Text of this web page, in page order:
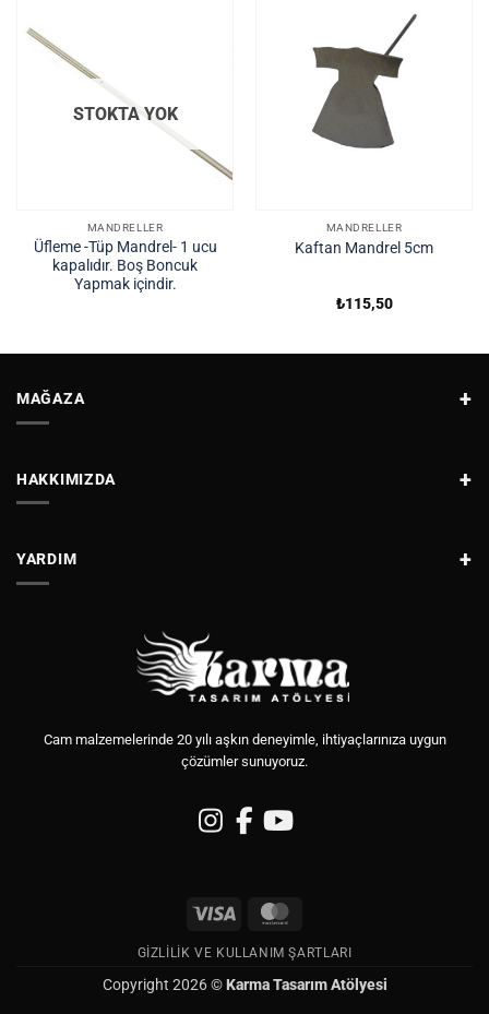
STOKTA YOK
MANDRELLER
Üfleme -Tüp Mandrel- 1 ucu
kapalıdır. Boş Boncuk
Yapmak içindir.
MANDRELLER
Kaftan Mandrel 5cm
₺115,50
MAĞAZA
HAKKIMIZDA
YARDIM
Cam malzemelerinde 20 yılı aşkın deneyimle, ihtiyaçlarınıza uygun
çözümler sunuyoruz.
Visa
GIZLILIK VE KULLANIM ŞARTLARI
Copyright 2026 ©Karma Tasarım Atölyesi